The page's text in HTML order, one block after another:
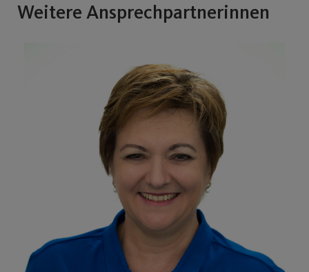
Weitere Ansprechpartnerinnen